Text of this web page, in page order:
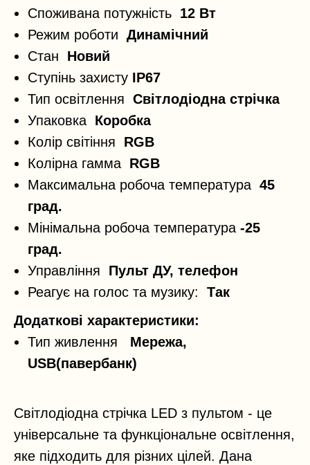
Споживана потужність 12 Вт
Режим роботи Динамічний
Стан Новий
Ступінь захисту IP67
Тип освітлення Світлодіодна стрічка
Упаковка Коробка
Колір світіння RGB
Колірна гамма RGB
Максимальна робоча температура 45
град.
Мінімальна робоча температура -25
град.
Управління Пульт ДУ, телефон
Реагує на голос та музику: Так
Додаткові характеристики:
Тип живлення Мережа,
USB(павербанк)
Світлодіодна стрічка LED з пультом - це
універсальне та функціональне освітлення,
яке підходить для різних цілей. Дана